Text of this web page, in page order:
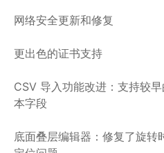
网络安全更新和修复
更出色的证书支持
CSV 导入功能改进：支持较
本字段
底面叠层编辑器：修复了旋转